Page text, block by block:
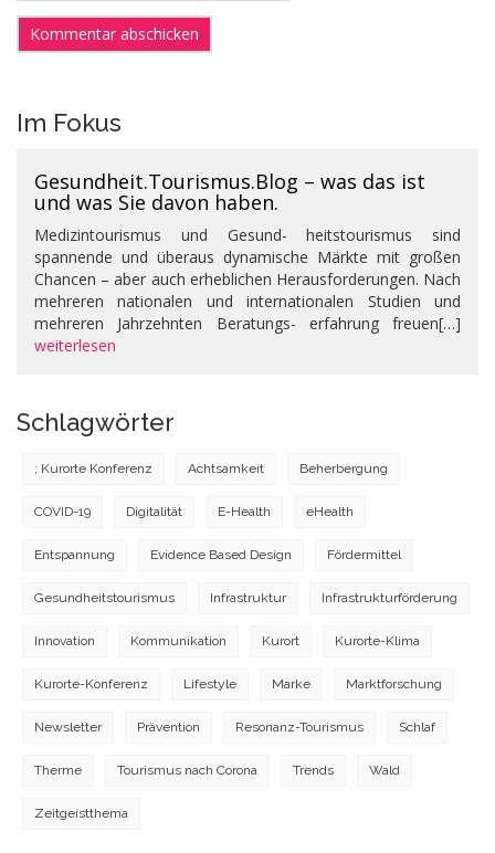
Im Fokus
Gesundheit.Tourismus.Blog – was das ist
und was Sie davon haben.
Medizintourismus und Gesund- heitstourismus sind
spannende und überaus dynamische Märkte mit großen
Chancen – aber auch erheblichen Herausforderungen. Nach
mehreren nationalen und internationalen Studien und
mehreren Jahrzehnten Beratungs- erfahrung freuen[…]
weiterlesen
Schlagwörter
; Kurorte Konferenz Achtsamkeit Beherbergung
COVID-19 Digitalität E-Health eHealth
Entspannung Evidence Based Design Fördermittel
Gesundheitstourismus Infrastruktur Infrastrukturförderung
Innovation Kommunikation Kurort Kurorte-Klima
Kurorte-Konferenz Lifestyle Marke Marktforschung
Newsletter Prävention Resonanz-Tourismus Schlaf
Therme Tourismus nach Corona Trends Wald
Zeitgeistthema